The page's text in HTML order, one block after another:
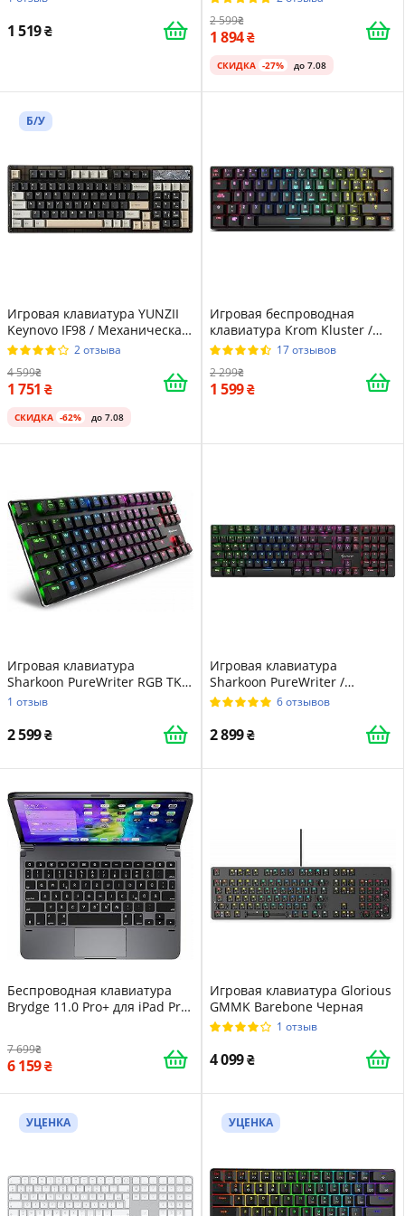
/ Black
1 519
2 599
1 894
СКИДКА -27% до 7.08
Б/У
Игровая клавиатура YUNZII
Keynovo IF98 / Механическая
/ Brown Switch / RGB
2 отзыва
4 599
1 751
СКИДКА -62% до 7.08
Игровая беспроводная
клавиатура Krom Kluster /
Механическая / Outemu Red
/ Black
17 отзывов
2 299
1 599
Игровая клавиатура
Sharkoon PureWriter RGB TKL
/ Механическая / Red
1 отзыв
2 599
Игровая клавиатура
Sharkoon PureWriter /
Механическая / Kailh Red
/ Black
6 отзывов
2 899
Беспроводная клавиатура
Brydge 11.0 Pro+ для iPad Pro
7 699
6 159
Игровая клавиатура Glorious
GMMK Barebone Черная
1 отзыв
4 099
УЦЕНКА УЦЕНКА